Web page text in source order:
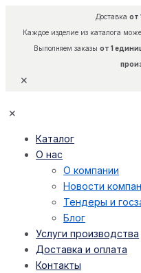
Доставка от
Каждое изделие из каталога
Выполняем заказы от 1
✕
✕
Каталог
О нас
О компании
Новости
Тендеры и
Блог
Услуги производства
Доставка и оплата
Контакты